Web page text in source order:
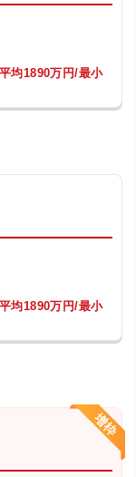
均1890万円/最小
均1890万円/最小